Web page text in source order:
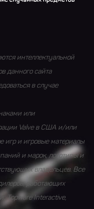
интеллектуальной
данного сайта
в случае
или
Valve в США и/или
игр и игровые материалы
и марок, логотипы и
владельцев. Все
работающих
Topware Interactive,